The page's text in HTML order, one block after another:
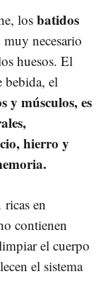
los batidos
muy necesario
huesos. El
bebida, el
y músculos, es
hierro y
en
contienen
el cuerpo
el sistema